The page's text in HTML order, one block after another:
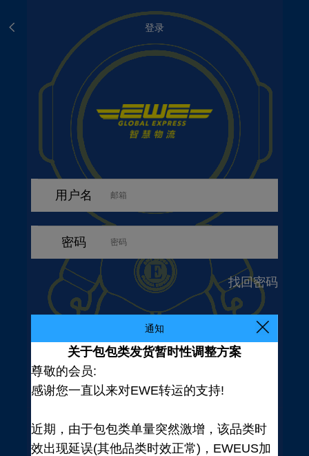
登录
用户名
密码
找回密码
通知
关于包包类发货暂时性调整方案
尊敬的会员:
感谢您一直以来对EWE转运的支持!
近期，由于包包类单量突然激增，该品类时
效出现延误(其他品类时效正常)，EWEUS加